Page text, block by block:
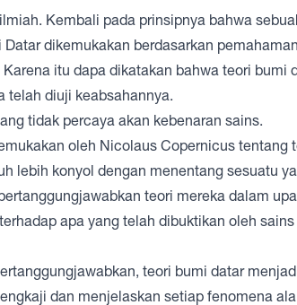
Kembali pada prinsipnya bahwa
dikemukakan berdasarkan pemahaman
itu dapa dikatakan bahwa teori bumi
telah diuji keabsahannya.
tidak percaya akan kebenaran sains.
oleh Nicolaus Copernicus tentang
lebih konyol dengan menentang sesuatu
teori mereka dalam
apa yang telah dibuktikan oleh sains
teori bumi datar
dan menjelaskan setiap fenomena